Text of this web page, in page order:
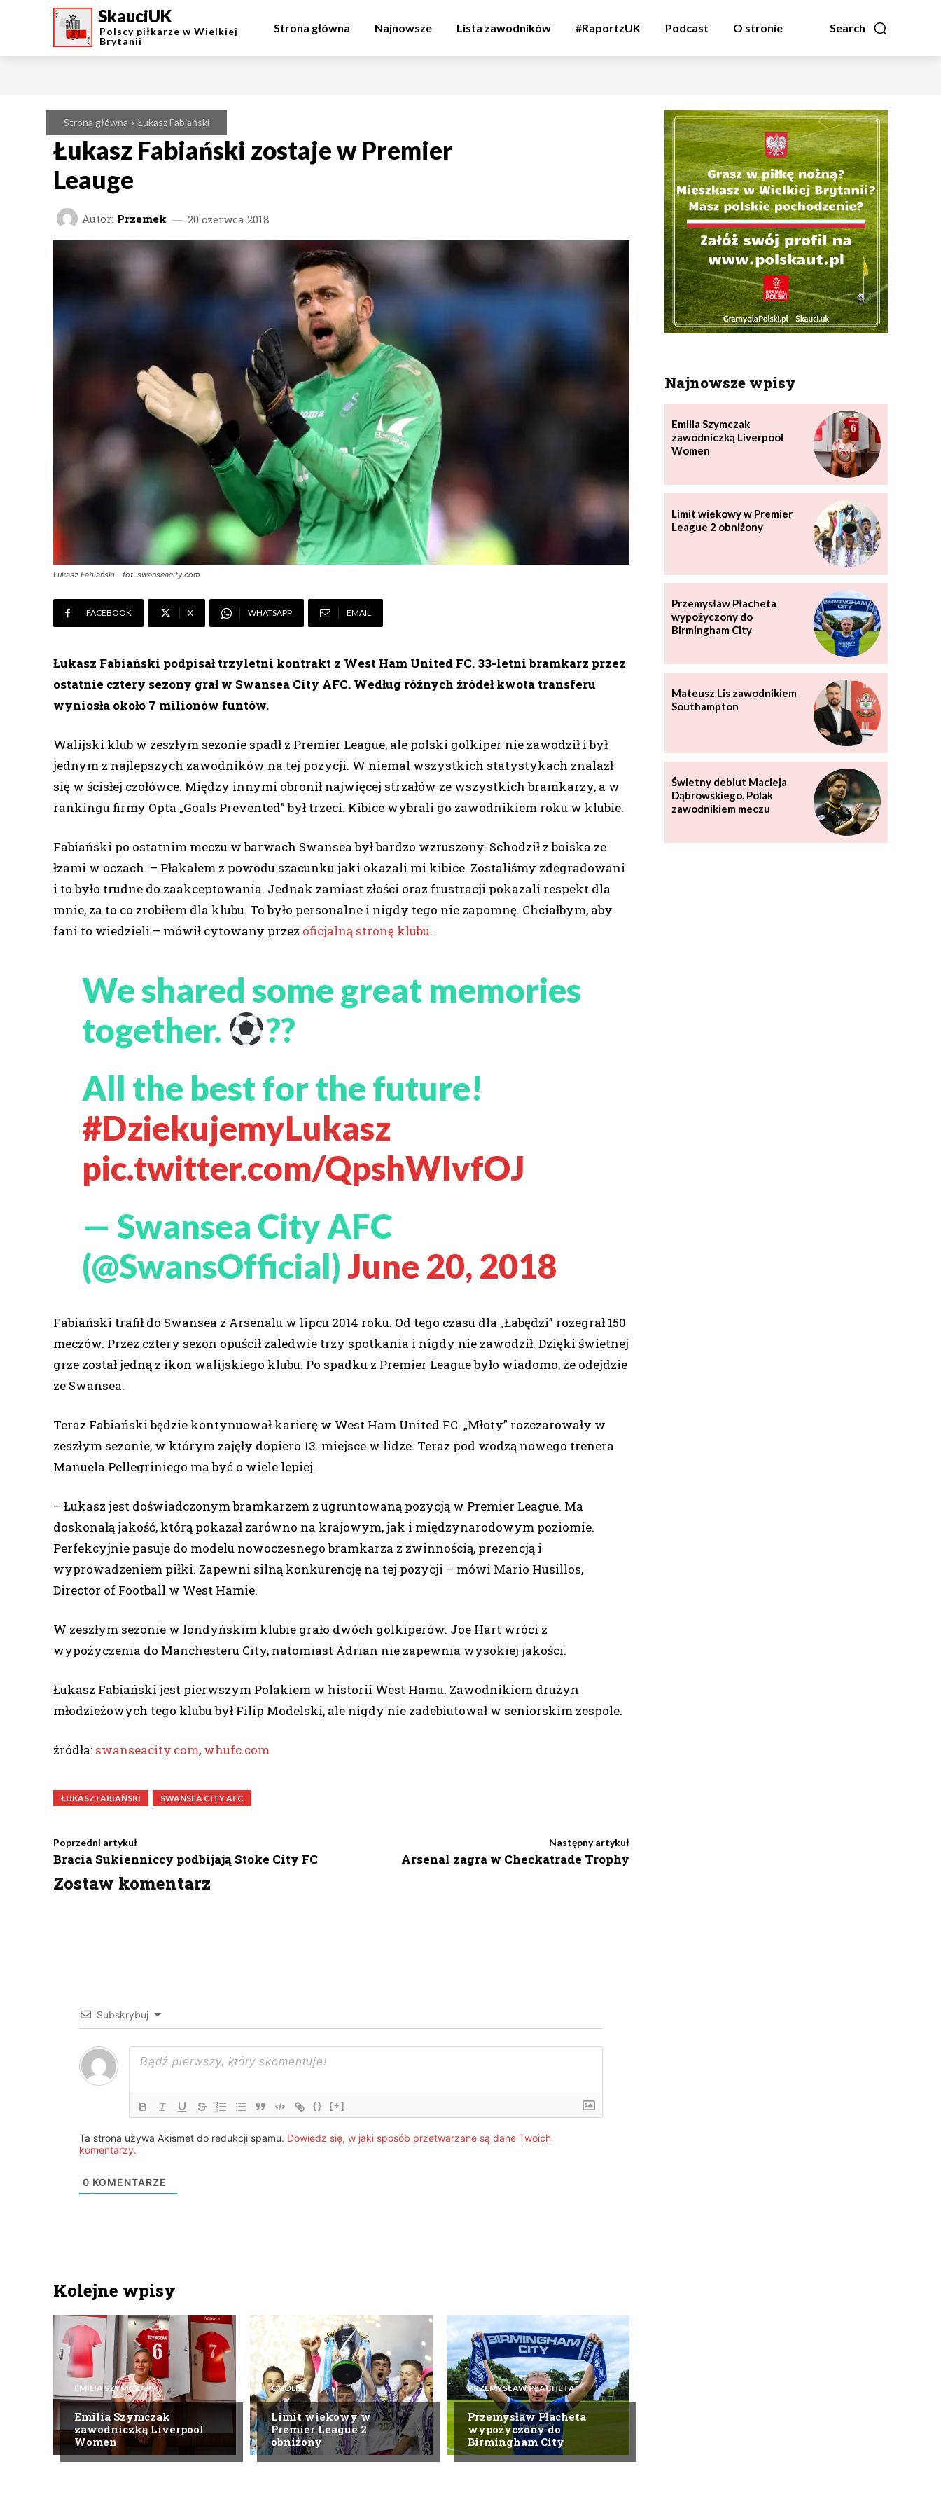
SkauciUK
Polscy piłkarze w Wielkiej
Brytanii
Search
Strona główna Najnowsze Lista zawodników #RaportzUK Podcast O stronie
Strona główna Łukasz Fabiański
Łukasz Fabiański zostaje w Premier
Leauge
Autor: Przemek 20 czerwca 2018
Łukasz Fabiański - fot. swanseacity.com
FACEBOOK X WHATSAPP EMAIL
Łukasz Fabiański podpisał trzyletni kontrakt z West Ham United FC. 33-letni bramkarz przez
ostatnie cztery sezony grał w Swansea City AFC. Według różnych źródeł kwota transferu
wyniosła około 7 milionów funtów.
Walijski klub w zeszłym sezonie spadł z Premier League, ale polski golkiper nie zawodził i był
jednym z najlepszych zawodników na tej pozycji. W niemal wszystkich statystykach znalazł
się w ścisłej czołówce. Między innymi obronił najwięcej strzałów ze wszystkich bramkarzy, a w
rankingu firmy Opta „Goals Prevented” był trzeci. Kibice wybrali go zawodnikiem roku w klubie.
Fabiański po ostatnim meczu w barwach Swansea był bardzo wzruszony. Schodził z boiska ze
łzami w oczach. – Płakałem z powodu szacunku jaki okazali mi kibice. Zostaliśmy zdegradowani
i to było trudne do zaakceptowania. Jednak zamiast złości oraz frustracji pokazali respekt dla
mnie, za to co zrobiłem dla klubu. To było personalne i nigdy tego nie zapomnę. Chciałbym, aby
fani to wiedzieli – mówił cytowany przez oficjalną stronę klubu.
We shared some great memories
together.
??
All the best for the future!
#DziekujemyLukasz
pic.twitter.com/QpshWIvfOJ
— Swansea City AFC
(@SwansOfficial) June 20, 2018
Fabiański trafił do Swansea z Arsenalu w lipcu 2014 roku. Od tego czasu dla „Łabędzi” rozegrał 150
meczów. Przez cztery sezon opuścił zaledwie trzy spotkania i nigdy nie zawodził. Dzięki świetnej
grze został jedną z ikon walijskiego klubu. Po spadku z Premier League było wiadomo, że odejdzie
ze Swansea.
Teraz Fabiański będzie kontynuował karierę w West Ham United FC. „Młoty” rozczarowały w
zeszłym sezonie, w którym zajęły dopiero 13. miejsce w lidze. Teraz pod wodzą nowego trenera
Manuela Pellegriniego ma być o wiele lepiej.
– Łukasz jest doświadczonym bramkarzem z ugruntowaną pozycją w Premier League. Ma
doskonałą jakość, którą pokazał zarówno na krajowym, jak i międzynarodowym poziomie.
Perfekcyjnie pasuje do modelu nowoczesnego bramkarza z zwinnością, prezencją i
wyprowadzeniem piłki. Zapewni silną konkurencję na tej pozycji – mówi Mario Husillos,
Director of Football w West Hamie.
W zeszłym sezonie w londyńskim klubie grało dwóch golkiperów. Joe Hart wróci z
wypożyczenia do Manchesteru City, natomiast Adrian nie zapewnia wysokiej jakości.
Łukasz Fabiański jest pierwszym Polakiem w historii West Hamu. Zawodnikiem drużyn
młodzieżowych tego klubu był Filip Modelski, ale nigdy nie zadebiutował w seniorskim zespole.
źródła: swanseacity.com, whufc.com
ŁUKASZ FABIAŃSKI SWANSEA CITY AFC
Poprzedni artykuł
Bracia Sukienniccy podbijają Stoke City FC
Następny artykuł
Arsenal zagra w Checkatrade Trophy
Zostaw komentarz
Subskrybuj
{} [+]
Ta strona używa Akismet do redukcji spamu. Dowiedz się, w jaki sposób przetwarzane są dane Twoich
komentarzy.
0 KOMENTARZE
Kolejne wpisy
EMILIA SZYMCZAK
Emilia Szymczak
zawodniczką Liverpool
Women
OGÓLNE
Limit wiekowy w
Premier League 2
obniżony
PRZEMYSŁAW PŁACHETA
Przemysław Płacheta
wypożyczony do
Birmingham City
Najnowsze wpisy
Emilia Szymczak
zawodniczką Liverpool
Women
Limit wiekowy w Premier
League 2 obniżony
Przemysław Płacheta
wypożyczony do
Birmingham City
Mateusz Lis zawodnikiem
Southampton
Świetny debiut Macieja
Dąbrowskiego. Polak
zawodnikiem meczu